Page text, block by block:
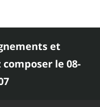
et
le 08-